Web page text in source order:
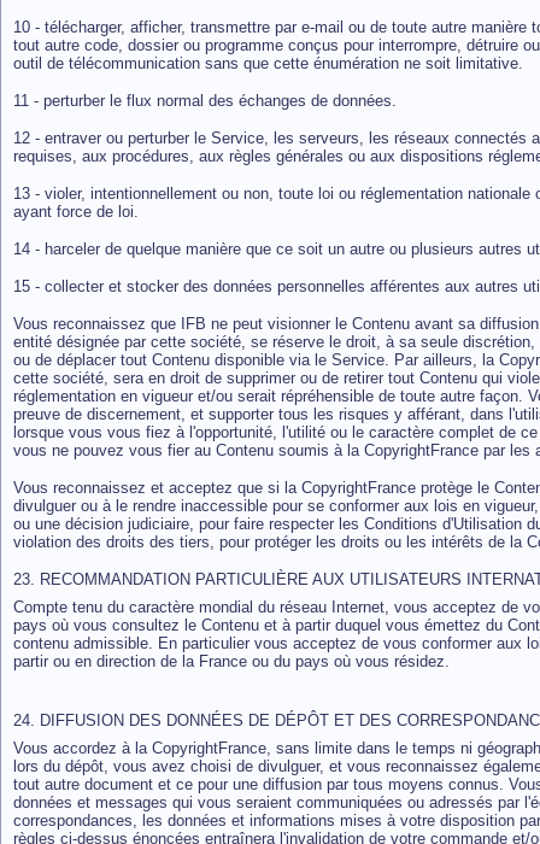
10 - télécharger, afficher, transmettre par e-mail ou de toute autre
tout autre code, dossier ou programme conçus pour interrompre, détruire
outil de télécommunication sans que cette énumération ne soit limitative.
11 - perturber le flux normal des échanges de données.
12 - entraver ou perturber le Service, les serveurs, les réseaux connectés
requises, aux procédures, aux règles générales ou aux dispositions
13 - violer, intentionnellement ou non, toute loi ou réglementation
ayant force de loi.
14 - harceler de quelque manière que ce soit un autre ou plusieurs autres
15 - collecter et stocker des données personnelles afférentes aux autres
Vous reconnaissez que IFB ne peut visionner le Contenu avant sa
entité désignée par cette société, se réserve le droit, à sa seule
ou de déplacer tout Contenu disponible via le Service. Par ailleurs, la
cette société, sera en droit de supprimer ou de retirer tout Contenu qui
réglementation en vigueur et/ou serait répréhensible de toute autre façon.
preuve de discernement, et supporter tous les risques y afférant, dans
lorsque vous vous fiez à l'opportunité, l'utilité ou le caractère complet de
vous ne pouvez vous fier au Contenu soumis à la CopyrightFrance par les
Vous reconnaissez et acceptez que si la CopyrightFrance protège le
divulguer ou à le rendre inaccessible pour se conformer aux lois en
ou une décision judiciaire, pour faire respecter les Conditions d'Utilisation
violation des droits des tiers, pour protéger les droits ou les intérêts de la
23. RECOMMANDATION PARTICULIÈRE AUX UTILISATEURS
Compte tenu du caractère mondial du réseau Internet, vous acceptez de
pays où vous consultez le Contenu et à partir duquel vous émettez du
contenu admissible. En particulier vous acceptez de vous conformer aux
partir ou en direction de la France ou du pays où vous résidez.
24. DIFFUSION DES DONNÉES DE DÉPÔT ET DES
Vous accordez à la CopyrightFrance, sans limite dans le temps ni
lors du dépôt, vous avez choisi de divulguer, et vous reconnaissez
tout autre document et ce pour une diffusion par tous moyens connus.
données et messages qui vous seraient communiquées ou adressés par
correspondances, les données et informations mises à votre disposition
règles ci-dessus énoncées entraînera l'invalidation de votre commande et/